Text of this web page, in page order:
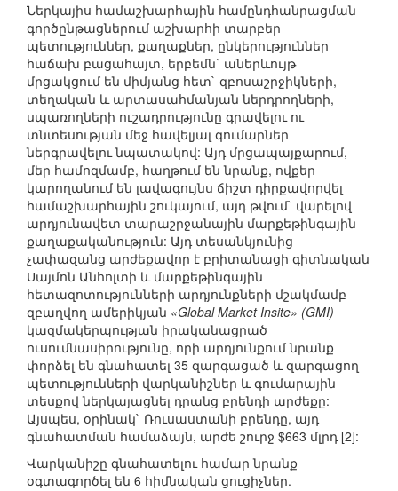
Ներկայիս համաշխարհային համընդհանրացման
գործընթացներում աշխարհի տարբեր
պետություններ, քաղաքներ, ընկերություններ
հաճախ բացահայտ, երբեմն` աներևույթ
մրցակցում են միմյանց հետ` զբոսաշրջիկների,
տեղական և արտասահմանյան ներդրողների,
սպառողների ուշադրությունը գրավելու ու
տնտեսության մեջ հավելյալ գումարներ
ներգրավելու նպատակով: Այդ մրցապայքարում,
մեր համոզմամբ, հաղթում են նրանք, ովքեր
կարողանում են լավագույնս ճիշտ դիրքավորվել
համաշխարհային շուկայում, այդ թվում` վարելով
արդյունավետ տարաշրջանային մարքեթինգային
քաղաքականություն: Այդ տեսանկյունից
չափազանց արժեքավոր է բրիտանացի գիտնական
Սայմոն Անհոլտի և մարքեթինգային
հետազոտությունների արդյունքների մշակմամբ
զբաղվող ամերիկյան «Global Market Insite» (GMI)
կազմակերպության իրականացրած
ուսումնասիրությունը, որի արդյունքում նրանք
փորձել են գնահատել 35 զարգացած և զարգացող
պետությունների վարկանիշներ և գումարային
տեսքով ներկայացնել դրանց բրենդի արժեքը:
Այսպես, օրինակ` Ռուսաստանի բրենդը, այդ
գնահատման համաձայն, արժե շուրջ $663 մլրդ [2]:
Վարկանիշը գնահատելու համար նրանք
օգտագործել են 6 հիմնական ցուցիչներ.